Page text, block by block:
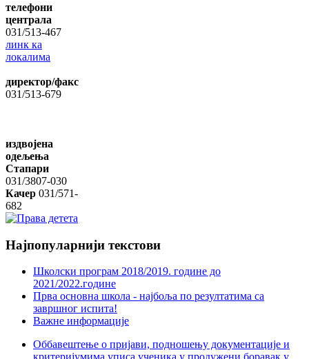
телефони
централа
031/513-467
линк ка
локалима
директор/факс
031/513-679
издвојена
одељења
Стапари
031/3807-030
Качер 031/571-
682
Најпопуларнији текстови
Школски програм 2018/2019. године дo
2021/2022.године
Прва основна школа - најбоља по резултатима са
завршног испита!
Важне информације
Оббавештење о пријави, подношењу документације и